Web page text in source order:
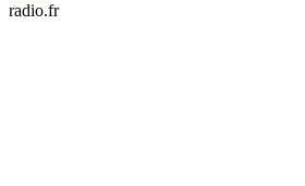
radio.fr